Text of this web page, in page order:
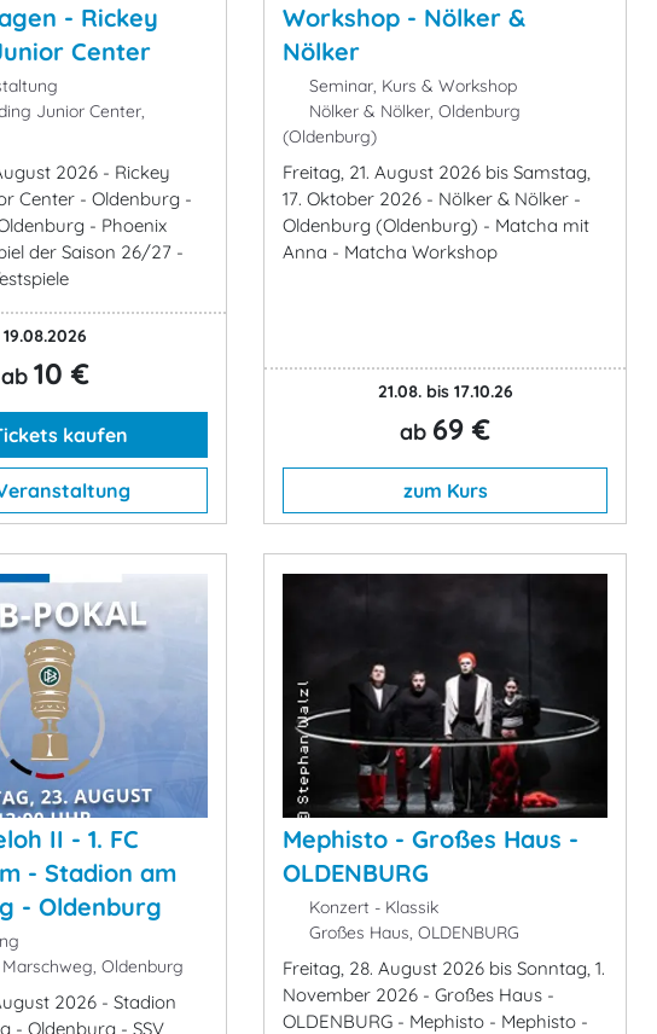
- Rickey
Center
Junior Center,
2026 - Rickey
Center - Oldenburg -
- Phoenix
der Saison 26/27 -
19.08.2026
ab 10 €
kaufen
Workshop - Nölker &
Nölker
Seminar, Kurs & Workshop
Nölker & Nölker, Oldenburg
(Oldenburg)
Freitag, 21. August 2026 bis Samstag,
17. Oktober 2026 - Nölker & Nölker -
Oldenburg (Oldenburg) - Matcha mit
Anna - Matcha Workshop
21.08. bis 17.10.26
ab 69 €
zum Kurs
II - 1. FC
- Stadion am
- Oldenburg
Oldenburg
2026 - Stadion
- Oldenburg - SSV
Mephisto - Großes Haus -
OLDENBURG
Konzert - Klassik
Großes Haus, OLDENBURG
Freitag, 28. August 2026 bis Sonntag, 1.
November 2026 - Großes Haus -
OLDENBURG - Mephisto - Mephisto -